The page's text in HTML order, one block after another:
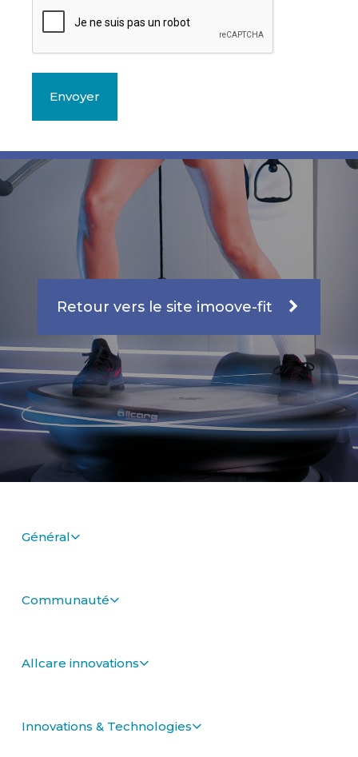
Retour vers le site imoove-fit
Général
Communauté
Allcare innovations
Innovations & Technologies